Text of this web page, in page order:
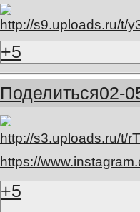
+5
Поделиться02-
https://
+5